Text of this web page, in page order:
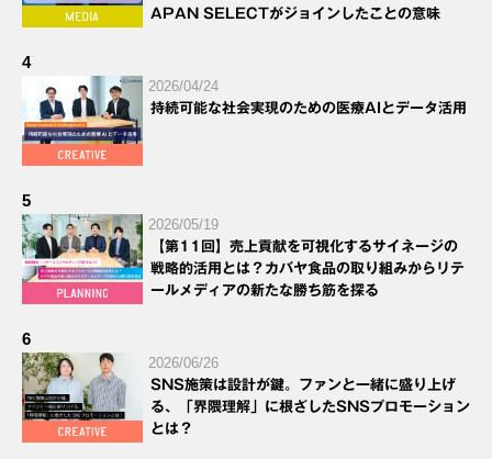
APAN SELECTがジョインしたことの意味
4
2026/04/24
持続可能な社会実現のための医療AIとデータ活用
5
2026/05/19
【第11回】売上貢献を可視化するサイネージの
戦略的活用とは？カバヤ食品の取り組みからリテ
ールメディアの新たな勝ち筋を探る
6
2026/06/26
SNS施策は設計が鍵。ファンと一緒に盛り上げ
る、「界隈理解」に根ざしたSNSプロモーション
とは？